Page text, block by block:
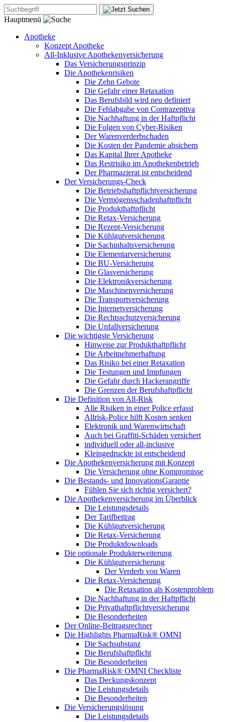
Hauptmenü
Apotheke
Konzept Apotheke
All-Inklusive Apothekenversicherung
Das Versicherungsprinzip
Die Apothekenrisiken
Die Zehn Gebote
Die Gefahr einer Retaxation
Das Berufsbild wird neu definiert
Die Fehlabgabe von Contrazeptiva
Die Nachhaftung in der Haftpflicht
Die Folgen von Cyber-Risiken
Der Warenverderbschaden
Die Kosten der Pandemie absichern
Das Kapital Ihrer Apotheke
Das Restrisiko im Apothekenbetrieb
Der Pharmazierat ist entscheidend
Der Versicherungs-Check
Die Betriebshaftpflichtversicherung
Die Vermögensschadenhaftpflicht
Die Produkthaftpflicht
Die Retax-Versicherung
Die Rezept-Versicherung
Die Kühlgutversicherung
Die Sachinhaltsversicherung
Die Elementarversicherung
Die BU-Versicherung
Die Glasversicherung
Die Elektronikversicherung
Die Maschinenversicherung
Die Transportversicherung
Die Internetversicherung
Die Rechtsschutzversicherung
Die Unfallversicherung
Die wichtigste Versicherung
Hinweise zur Produkthaftpflicht
Die Arbeitnehmerhaftung
Das Risiko bei einer Retaxation
Die Testungen und Impfungen
Die Gefahr durch Hackerangriffe
Die Grenzen der Berufshaftpflicht
Die Definition von All-Risk
Alle Risiken in einer Police erfasst
Allrisk-Police hilft Kosten senken
Elektronik und Warenwirtschaft
Auch bei Graffiti-Schäden versichert
individuell oder all-inclusive
Kleingedruckte ist entscheidend
Die Apothekenversicherung mit Konzept
Die Versicherung ohne Kompromisse
Die Bestands- und InnovationsGarantie
Fühlen Sie sich richtig versichert?
Die Apothekenversicherung im Überblick
Die Leistungsdetails
Der Tarifbeitrag
Die Kühlgutversicherung
Die Retax-Versicherung
Die Produktdownloads
Die optionale Produkterweiterung
Die Kühlgutversicherung
Der Verderb von Waren
Die Retax-Versicherung
Die Retaxation als Kostenproblem
Die Nachhaftung in der Haftpflicht
Die Privathaftpflichtversicherung
Die Besonderheiten
Der Online-Beitragsrechner
Die Highlights PharmaRisk® OMNI
Die Sachsubstanz
Die Berufshaftpflicht
Die Besonderheiten
Die PharmaRisk® OMNI Checkliste
Das Deckungskonzept
Die Leistungsdetails
Die Besonderheiten
Die Versicherungslösung
Die Leistungsdetails